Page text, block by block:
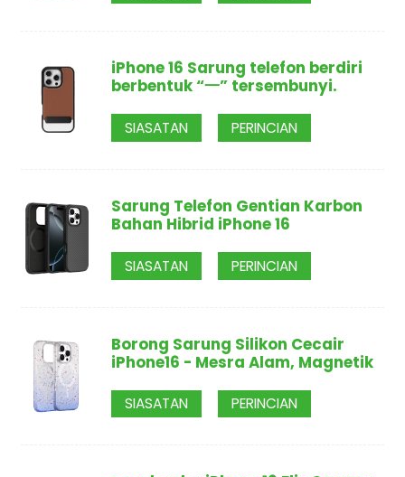
iPhone 16 Sarung telefon berdiri
berbentuk “一” tersembunyi.
SIASATAN PERINCIAN
Sarung Telefon Gentian Karbon
Bahan Hibrid iPhone 16
SIASATAN PERINCIAN
Borong Sarung Silikon Cecair
iPhone16 - Mesra Alam, Magnetik
SIASATAN PERINCIAN